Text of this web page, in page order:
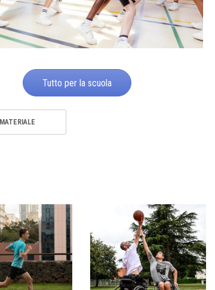
Tutto per la scuola
MATERIALE